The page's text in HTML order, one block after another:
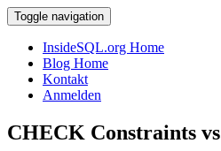
Toggle navigation
InsideSQL.org Home
Blog Home
Kontakt
Anmelden
CHECK Constraints